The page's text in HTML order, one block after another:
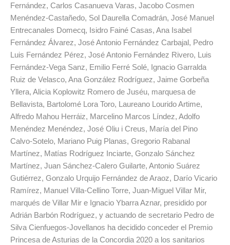
Fernández, Carlos Casanueva Varas, Jacobo Cosmen
Menéndez-Castañedo, Sol Daurella Comadrán, José Manuel
Entrecanales Domecq, Isidro Fainé Casas, Ana Isabel
Fernández Álvarez, José Antonio Fernández Carbajal, Pedro
Luis Fernández Pérez, José Antonio Fernández Rivero, Luis
Fernández-Vega Sanz, Emilio Ferré Solé, Ignacio Garralda
Ruiz de Velasco, Ana González Rodríguez, Jaime Gorbeña
Yllera, Alicia Koplowitz Romero de Juséu, marquesa de
Bellavista, Bartolomé Lora Toro, Laureano Lourido Artime,
Alfredo Mahou Herráiz, Marcelino Marcos Líndez, Adolfo
Menéndez Menéndez, José Oliu i Creus, María del Pino
Calvo-Sotelo, Mariano Puig Planas, Gregorio Rabanal
Martínez, Matías Rodríguez Inciarte, Gonzalo Sánchez
Martínez, Juan Sánchez-Calero Guilarte, Antonio Suárez
Gutiérrez, Gonzalo Urquijo Fernández de Araoz, Darío Vicario
Ramírez, Manuel Villa-Cellino Torre, Juan-Miguel Villar Mir,
marqués de Villar Mir e Ignacio Ybarra Aznar, presidido por
Adrián Barbón Rodríguez, y actuando de secretario Pedro de
Silva Cienfuegos-Jovellanos ha decidido conceder el Premio
Princesa de Asturias de la Concordia 2020 a los sanitarios